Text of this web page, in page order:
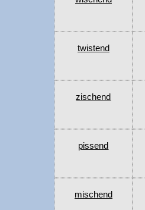
twistend
zischend
pissend
mischend